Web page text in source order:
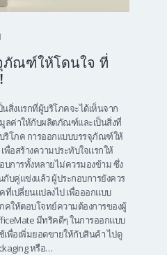
ภัณฑ์ให้โดนใจ ที่
สิ่งแรกที่ผู้บริโภคจะได้เห็นจาก
ลค่าให้กับผลิตภัณฑ์และเป็นสิ่งที่
ริโภค การออกแบบบรรจุภัณฑ์ให้
พื่อสร้างความประทับใจแรกให้
การทั้งหลายไม่ควรมองข้าม ซึ่ง
บคู่แข่งแล้ว ผู้ประกอบการยังควร
เปลี่ยนแปลงไป เพื่อออกแบบ
ให้ตอบโจทย์ความต้องการของผู้
มีทริคดีๆ ในการออกแบบ
พื่อเพิ่มยอดขายให้กับสินค้า ไปดู
หรือ…